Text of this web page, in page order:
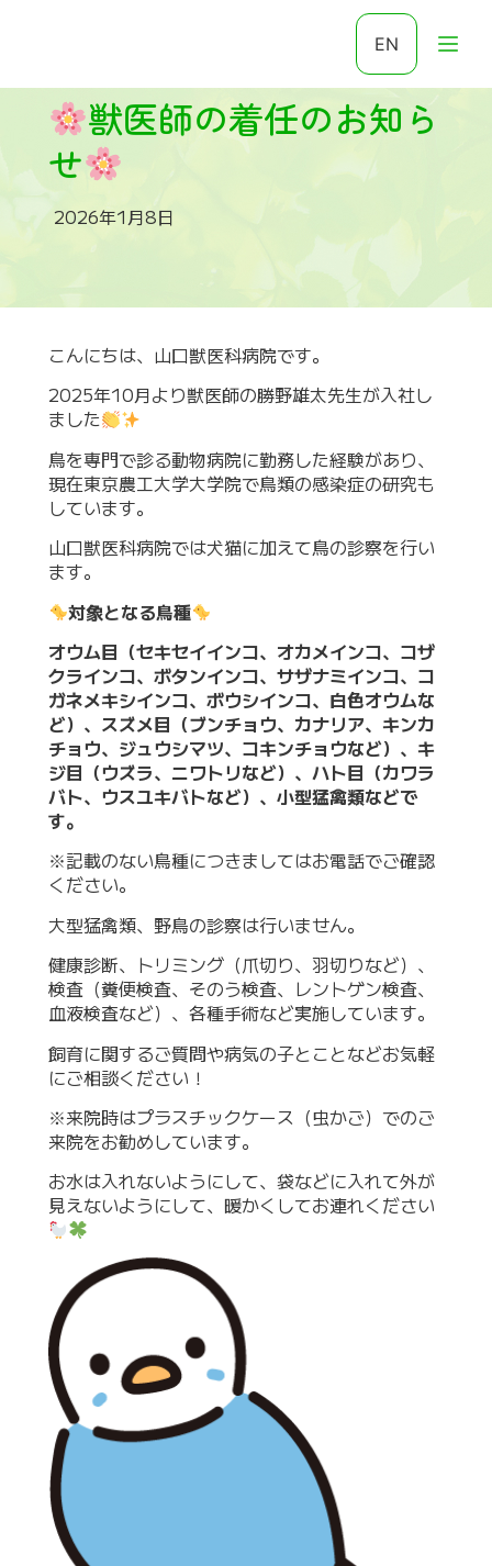
EN
獣医師の着任のお知ら
せ
2026年1月8日
こんにちは、山口獣医科病院です。
2025年10月より獣医師の勝野雄太先生が入社し
ました
鳥を専門で診る動物病院に勤務した経験があり、
現在東京農工大学大学院で鳥類の感染症の研究も
しています。
山口獣医科病院では犬猫に加えて鳥の診察を行い
ます。
対象となる鳥種
オウム目（セキセイインコ、オカメインコ、コザ
クラインコ、ボタンインコ、サザナミインコ、コ
ガネメキシインコ、ボウシインコ、白色オウムな
ど）、スズメ目（ブンチョウ、カナリア、キンカ
チョウ、ジュウシマツ、コキンチョウなど）、キ
ジ目（ウズラ、ニワトリなど）、ハト目（カワラ
バト、ウスユキバトなど）、小型猛禽類などで
す。
※記載のない鳥種につきましてはお電話でご確認
ください。
大型猛禽類、野鳥の診察は行いません。
健康診断、トリミング（爪切り、羽切りなど）、
検査（糞便検査、そのう検査、レントゲン検査、
血液検査など）、各種手術など実施しています。
飼育に関するご質問や病気の子とことなどお気軽
にご相談ください！
※来院時はプラスチックケース（虫かご）でのご
来院をお勧めしています。
お水は入れないようにして、袋などに入れて外が
見えないようにして、暖かくしてお連れください